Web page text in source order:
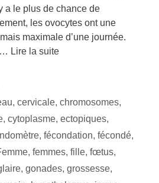
a le plus de chance de
les ovocytes ont une
maximale d’une journée.
… Lire la suite
, cervicale, chromosomes,
, cytoplasme, ectopiques,
, fécondation, fécondé,
, femmes, fille, fœtus,
, gonades, grossesse,